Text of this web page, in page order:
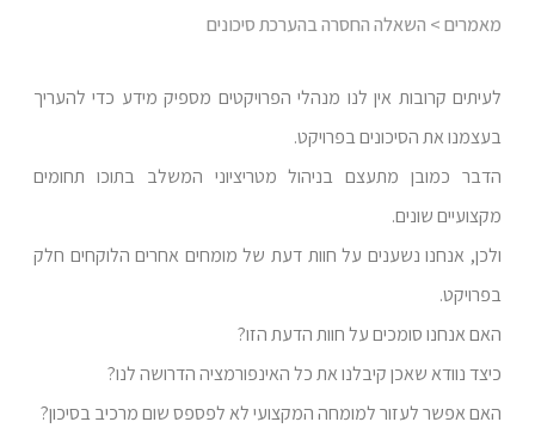
מאמרים> השאלה החסרה בהערכת סיכונים
לעיתים קרובות אין לנו מנהלי הפרויקטים מספיק מידע כדי להעריך
בעצמנו את הסיכונים בפרויקט.
הדבר כמובן מתעצם בניהול מטריציוני המשלב בתוכו תחומים
מקצועיים שונים.
ולכן, אנחנו נשענים על חוות דעת של מומחים אחרים הלוקחים חלק
בפרויקט.
האם אנחנו סומכים על חוות הדעת הזו?
כיצד נוודא שאכן קיבלנו את כל האינפורמציה הדרושה לנו?
האם אפשר לעזור למומחה המקצועי לא לפספס שום מרכיב בסיכון?